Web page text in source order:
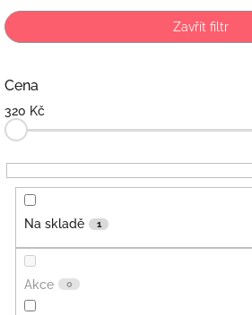
p
r
d
k
t
ů
Zavřít filtr
Cena
320 Kč
Na skladě 1
Akce 0